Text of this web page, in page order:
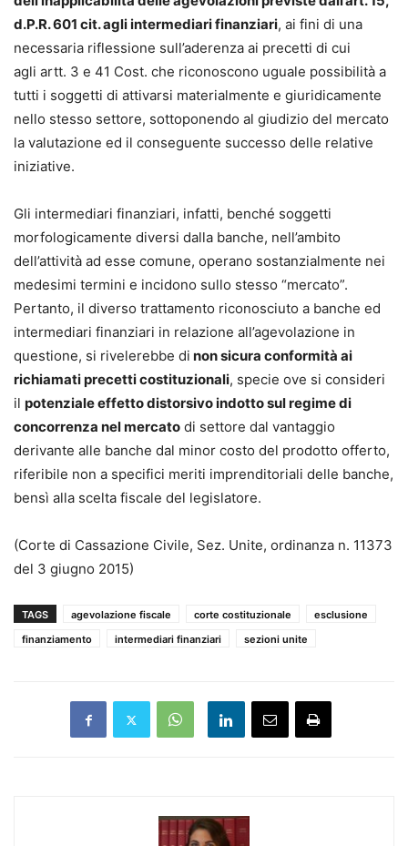
d.P.R. 601 cit. agli intermediari finanziari, ai fini di una
necessaria riflessione sull’aderenza ai precetti di cui
agli artt. 3 e 41 Cost. che riconoscono uguale possibilità a
tutti i soggetti di attivarsi materialmente e giuridicamente
nello stesso settore, sottoponendo al giudizio del mercato
la valutazione ed il conseguente successo delle relative
iniziative.
Gli intermediari finanziari, infatti, benché soggetti
morfologicamente diversi dalla banche, nell’ambito
dell’attività ad esse comune, operano sostanzialmente nei
medesimi termini e incidono sullo stesso “mercato”.
Pertanto, il diverso trattamento riconosciuto a banche ed
intermediari finanziari in relazione all’agevolazione in
questione, si rivelerebbe di non sicura conformità ai
richiamati precetti costituzionali, specie ove si consideri
il potenziale effetto distorsivo indotto sul regime di
concorrenza nel mercato di settore dal vantaggio
derivante alle banche dal minor costo del prodotto offerto,
riferibile non a specifici meriti imprenditoriali delle banche,
bensì alla scelta fiscale del legislatore.
(Corte di Cassazione Civile, Sez. Unite, ordinanza n. 11373
del 3 giugno 2015)
TAGS agevolazione fiscale corte costituzionale
esclusione
finanziamento
intermediari finanziari sezioni unite